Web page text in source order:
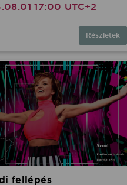
17:00 UTC+2
Részletek
fellépés